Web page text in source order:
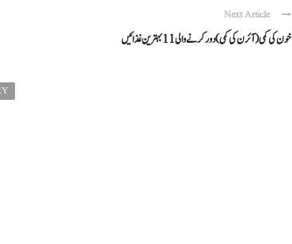
Next Article
خون کی کمی (آئرن کی کمی) دور کرنے والی 11 بہترین غذائیں